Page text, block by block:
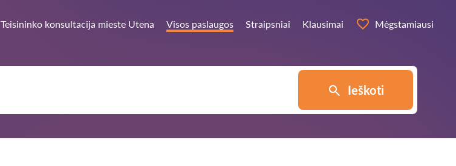
Teisininko konsultacija mieste Utena Visos paslaugos Straipsniai Klausimai Mėgstamiausi
Ieškoti